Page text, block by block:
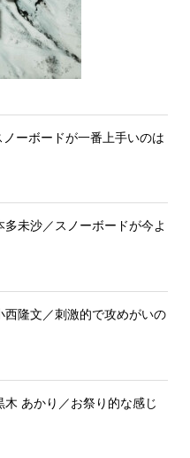
ノーボードが一番上手いのは
多未沙／スノーボードが今よ
西隆文／刺激的で攻めがいの
木 あかり／お祭り的な感じ